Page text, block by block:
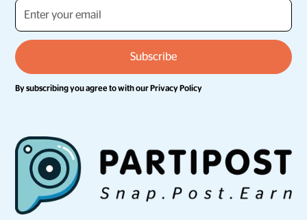
By subscribing you agree to with ourPrivacy Policy